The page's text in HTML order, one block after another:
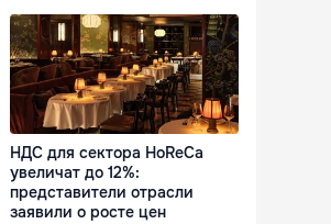
НДС для сектора HoReCa
увеличат до 12%:
представители отрасли
заявили о росте цен